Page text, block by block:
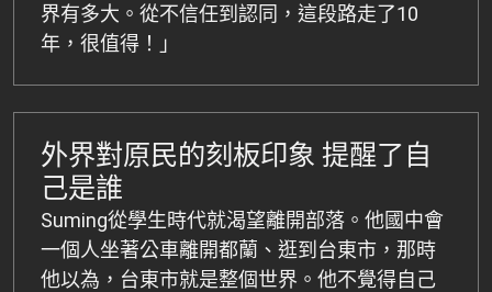
界有多大。從不信任到認同，這段路走了10
年，很值得！」
外界對原民的刻板印象 提醒了自
己是誰
Suming從學生時代就渴望離開部落。他國中會
一個人坐著公車離開都蘭、逛到台東市，那時
他以為，台東市就是整個世界。他不覺得自己